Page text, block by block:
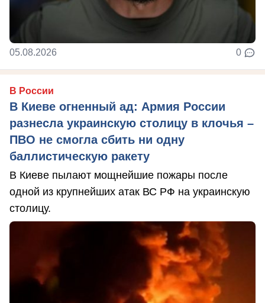
05.08.2026 0
В России
В Киеве огненный ад: Армия России
разнесла украинскую столицу в клочья –
ПВО не смогла сбить ни одну
баллистическую ракету
В Киеве пылают мощнейшие пожары после
одной из крупнейших атак ВС РФ на украинскую
столицу.